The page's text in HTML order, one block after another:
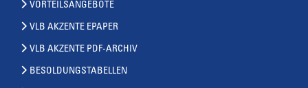
VORTEILSANGEBOTE
VLB AKZENTE EPAPER
VLB AKZENTE PDF-ARCHIV
BESOLDUNGSTABELLEN